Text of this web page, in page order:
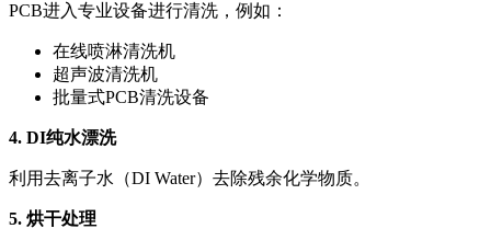
PCB进入专业设备进行清洗，例如：
在线喷淋清洗机
超声波清洗机
批量式PCB清洗设备
4. DI纯水漂洗
利用去离子水（DI Water）去除残余化学物质。
5. 烘干处理